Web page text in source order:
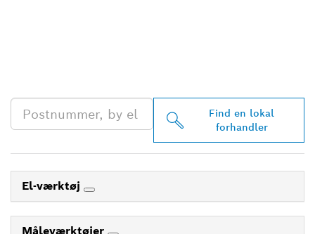
Find en lokal
forhandler
El-værktøj
Måleværktøjer